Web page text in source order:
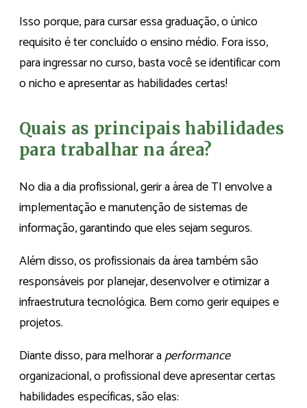
Isso porque, para cursar essa graduação, o único
requisito é ter concluído o ensino médio. Fora isso,
para ingressar no curso, basta você se identificar com
o nicho e apresentar as habilidades certas!
Quais as principais habilidades
para trabalhar na área?
No dia a dia profissional, gerir a área de TI envolve a
implementação e manutenção de sistemas de
informação, garantindo que eles sejam seguros.
Além disso, os profissionais da área também são
responsáveis por planejar, desenvolver e otimizar a
infraestrutura tecnológica. Bem como gerir equipes e
projetos.
Diante disso, para melhorar aperformance
organizacional, o profissional deve apresentar certas
habilidades específicas, são elas: